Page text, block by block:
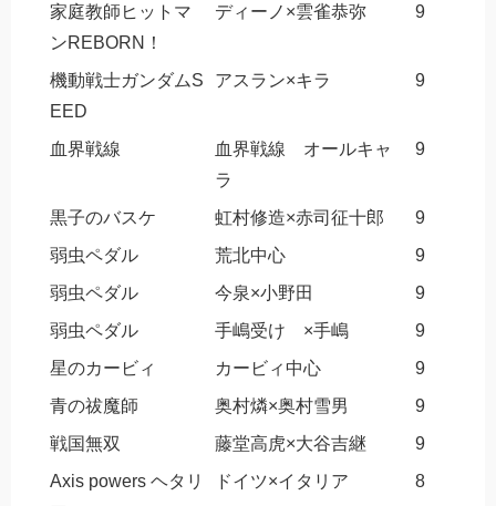
家庭教師ヒットマ
ンREBORN！
ディーノ×雲雀恭弥 9
機動戦士ガンダムS
EED
アスラン×キラ 9
血界戦線
血界戦線 オールキャ
ラ
9
黒子のバスケ 虹村修造×赤司征十郎
9
弱虫ペダル
荒北中心
9
弱虫ペダル
今泉×小野田
9
弱虫ペダル
手嶋受け ×手嶋
9
星のカービィ
カービィ中心
9
青の祓魔師
奥村燐×奥村雪男
9
戦国無双
藤堂高虎×大谷吉継
9
Axis powers ヘタリ
ドイツ×イタリア 8